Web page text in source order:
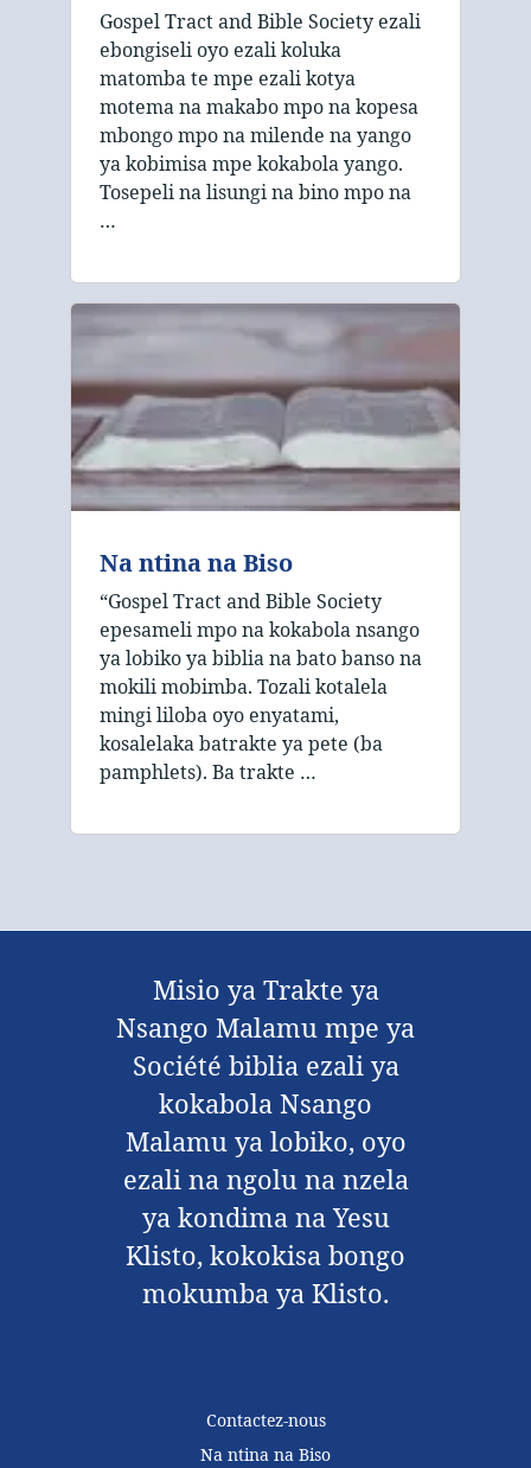
Gospel Tract and Bible Society ezali
ebongiseli oyo ezali koluka
matomba te mpe ezali kotya
motema na makabo mpo na kopesa
mbongo mpo na milende na yango
ya kobimisa mpe kokabola yango.
Tosepeli na lisungi na bino mpo na
…
Na ntina na Biso
“Gospel Tract and Bible Society
epesameli mpo na kokabola nsango
ya lobiko ya biblia na bato banso na
mokili mobimba. Tozali kotalela
mingi liloba oyo enyatami,
kosalelaka batrakte ya pete (ba
pamphlets). Ba trakte …
Misio ya Trakte ya
Nsango Malamu mpe ya
Société biblia ezali ya
kokabola Nsango
Malamu ya lobiko, oyo
ezali na ngolu na nzela
ya kondima na Yesu
Klisto, kokokisa bongo
mokumba ya Klisto.
Contactez-nous
Na ntina na Biso